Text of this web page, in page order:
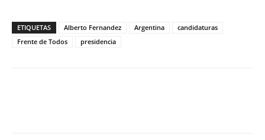
ETIQUETAS Alberto Fernandez Argentina
candidaturas
Frente de Todos
presidencia